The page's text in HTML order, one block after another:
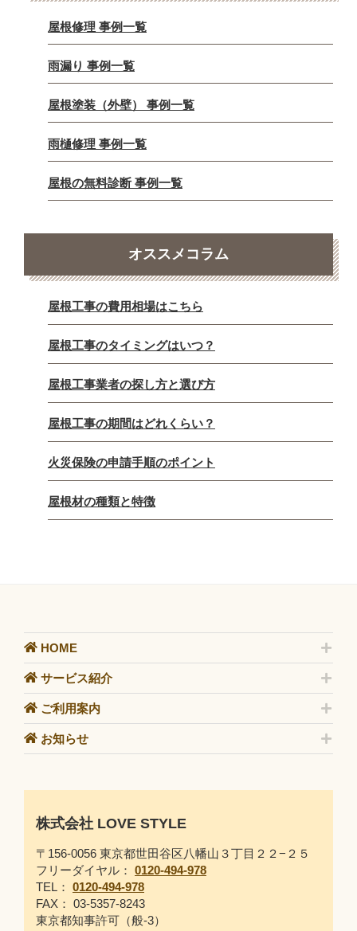
屋根修理 事例一覧
雨漏り 事例一覧
屋根塗装（外壁） 事例一覧
雨樋修理 事例一覧
屋根の無料診断 事例一覧
オススメコラム
屋根工事の費用相場はこちら
屋根工事のタイミングはいつ？
屋根工事業者の探し方と選び方
屋根工事の期間はどれくらい？
火災保険の申請手順のポイント
屋根材の種類と特徴
HOME
サービス紹介
ご利用案内
お知らせ
株式会社 LOVE STYLE
〒156-0056 東京都世田谷区八幡山３丁目２２−２５
フリーダイヤル： 0120-494-978
TEL： 0120-494-978
FAX： 03-5357-8243
東京都知事許可（般-3）